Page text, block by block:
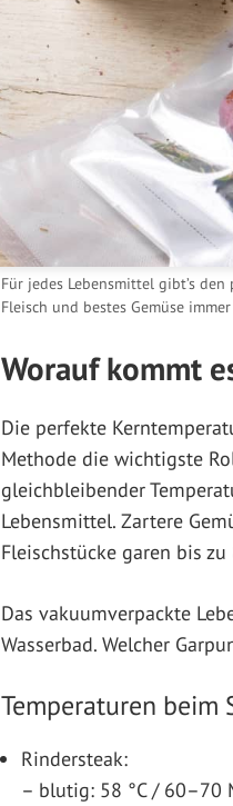
Für jedes Lebensmittel gibt’s
Fleisch und bestes Gemüse
Worauf kommt
Die perfekte
Methode die wichtigste
gleichbleibender
Lebensmittel. Zartere
Fleischstücke garen bis
Das vakuumverpackte
Wasserbad. Welcher
Temperaturen beim
Rindersteak:
– blutig: 58 °C / 60–70